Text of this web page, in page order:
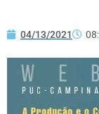
04/13/2021